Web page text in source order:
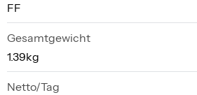
FF
Gesamtgewicht
1.39kg
Netto/Tag